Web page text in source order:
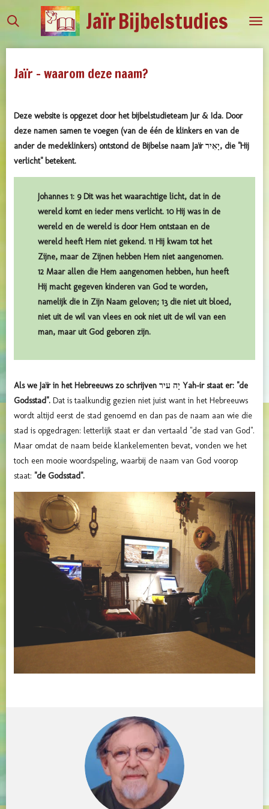
direct
hoofdinhoud
JaïrBijbelstudies
Jaïr - waarom deze naam?
Deze website is opgezet door het bijbelstudieteam Jur & Ida. Door
deze namen samen te voegen (van de één de klinkers en van de
ander de medeklinkers) ontstond de Bijbelse naam Jaïr יָאִיר, die "Hij
verlicht" betekent.
Johannes 1: 9 Dit was het waarachtige licht, dat in de
wereld komt en ieder mens verlicht. 10 Hij was in de
wereld en de wereld is door Hem ontstaan en de
wereld heeft Hem niet gekend. 11 Hij kwam tot het
Zijne, maar de Zijnen hebben Hem niet aangenomen.
12 Maar allen die Hem aangenomen hebben, hun heeft
Hij macht gegeven kinderen van God te worden,
namelijk die in Zijn Naam geloven; 13 die niet uit bloed,
niet uit de wil van vlees en ook niet uit de wil van een
man, maar uit God geboren zijn.
Als we Jaïr in het Hebreeuws zo schrijven יָה עיר Yah-ir staat er: "de
Godsstad". Dat is taalkundig gezien niet juist want in het Hebreeuws
wordt altijd eerst de stad genoemd en dan pas de naam aan wie die
stad is opgedragen: letterlijk staat er dan vertaald "de stad van God".
Maar omdat de naam beide klankelementen bevat, vonden we het
toch een mooie woordspeling, waarbij de naam van God voorop
staat: "de Godsstad".